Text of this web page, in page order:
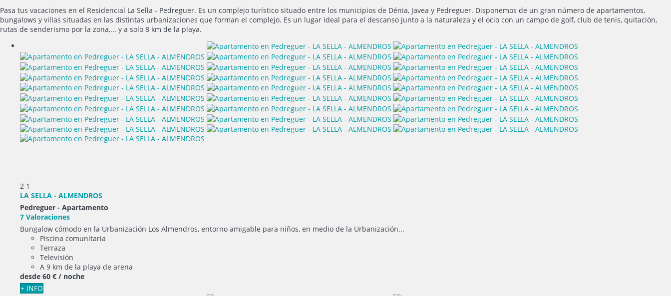
Pasa tus vacaciones en el Residencial La Sella - Pedreguer. Es un complejo turístico situado entre los municipios de Dénia, Javea y Pedreguer. Disponemos de un gran número de apartamentos,
bungalows y villas situadas en las distintas urbanizaciones que forman el complejo. Es un lugar ideal para el descanso junto a la naturaleza y el ocio con un campo de golf, club de tenis, quitación,
rutas de senderismo por la zona,... y a solo 8 km de la playa.
2 1
LA SELLA - ALMENDROS
Pedreguer - Apartamento
7 Valoraciones
Bungalow cómodo en la Urbanización Los Almendros, entorno amigable para niños, en medio de la Urbanización...
Piscina comunitaria
Terraza
Televisión
A 9 km de la playa de arena
desde 60 € / noche
+ INFO